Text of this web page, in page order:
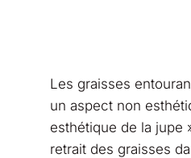
Les graisses
un aspect non
esthétique de la jupe
retrait des graisses